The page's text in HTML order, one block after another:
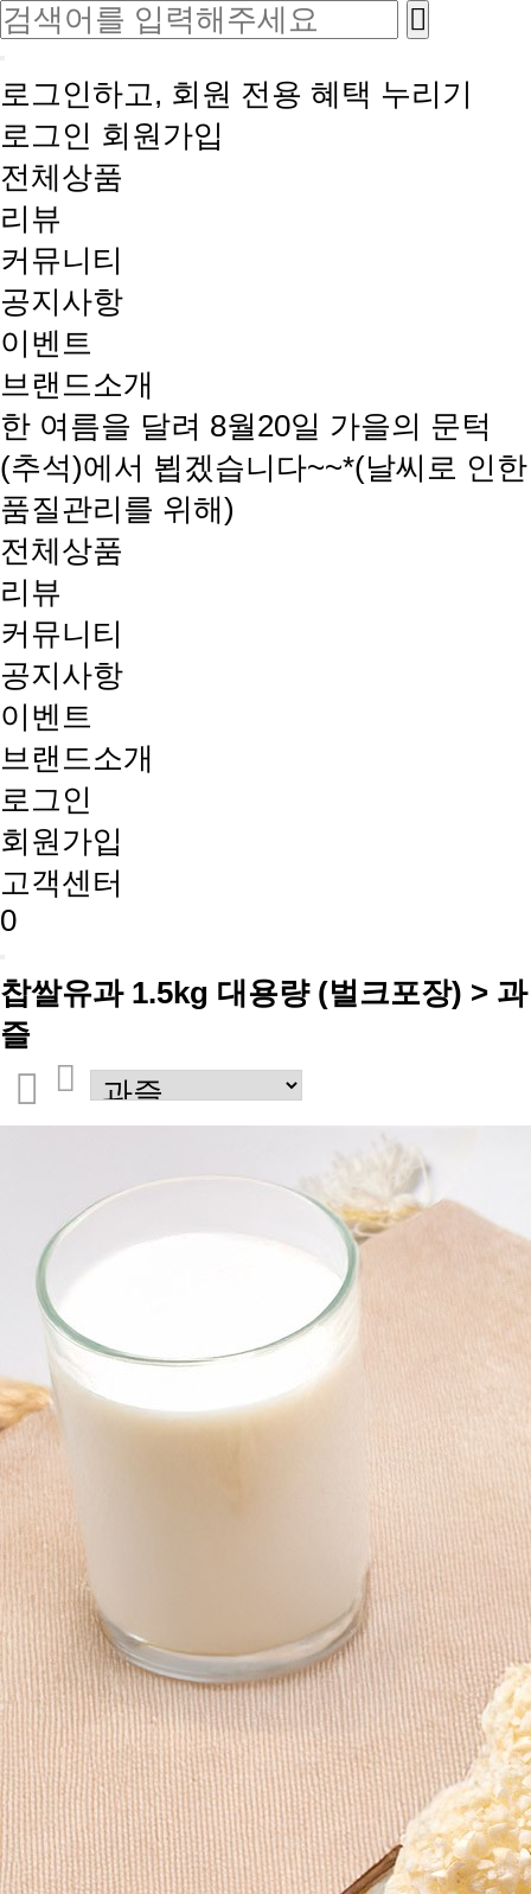
로그인하고, 회원 전용 혜택 누리기
로그인 회원가입
전체상품
리뷰
커뮤니티
공지사항
이벤트
브랜드소개
한 여름을 달려 8월20일 가을의 문턱
(추석)에서 뵙겠습니다~~*(날씨로 인한
품질관리를 위해)
전체상품
리뷰
커뮤니티
공지사항
이벤트
브랜드소개
로그인
회원가입
고객센터
0
찹쌀유과 1.5kg 대용량 (벌크포장) > 과
즐